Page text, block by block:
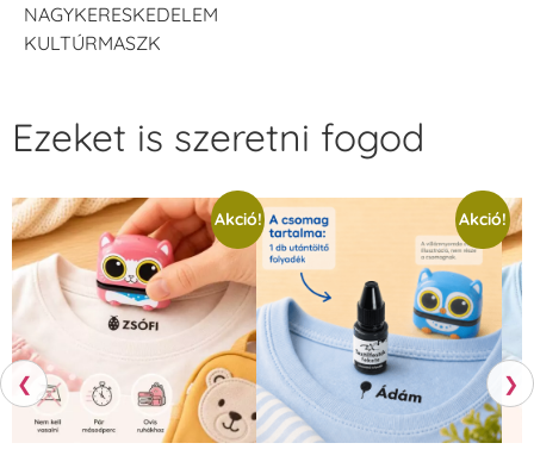
NAGYKERESKEDELEM
KULTÚRMASZK
❮
Ezeket is szeretni fogod
Akció! Akció!
❯